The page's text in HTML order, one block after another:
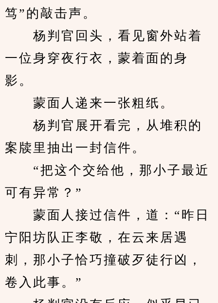
笃”的敲击声。
杨判官回头，看见窗外站着
一位身穿夜行衣，蒙着面的身
影。
蒙面人递来一张粗纸。
杨判官展开看完，从堆积的
案牍里抽出一封信件。
“把这个交给他，那小子最近
可有异常？”
蒙面人接过信件，道：“昨日
宁阳坊队正李敬，在云来居遇
刺，那小子恰巧撞破歹徒行凶，
卷入此事。”